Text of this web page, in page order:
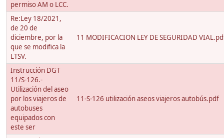
permiso AM o LCC.
Re:Ley 18/2021,
de 20 de
diciembre, por la
que se modifica la
LTSV.
11 MODIFICACION LEY DE SEGURIDAD
Instrucción DGT
11/S-126.-
Utilización del aseo
por los viajeros de
autobuses
equipados con
este ser
11-S-126 utilización aseos viajeros autobús.pdf